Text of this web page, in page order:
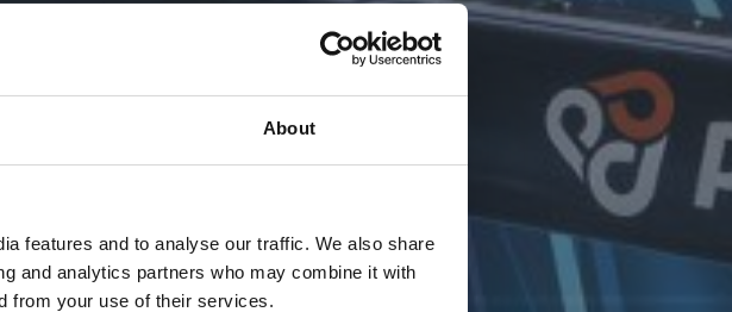
About
features and to analyse our traffic. We also share
and analytics partners who may combine it with
from your use of their services.